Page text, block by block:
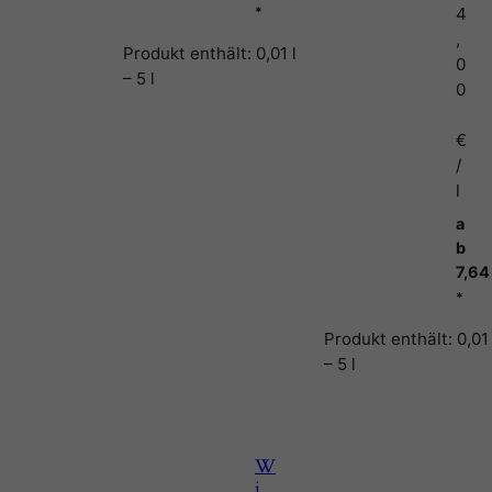
*
Produkt enthält: 0,01 l
– 5 l
4
,
0
0
€
/
l
a
b
7,64
*
Produkt enthält: 0,01
– 5 l
W